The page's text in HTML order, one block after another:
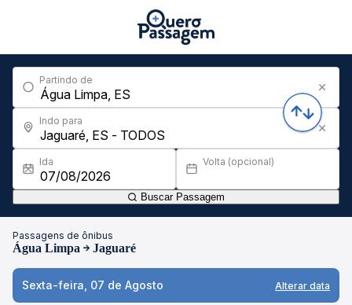
Partindo de
Indo para
Ida Volta (opcional)
Buscar Passagem
Passagens de ônibus
Água Limpa Jaguaré
Sexta-feira, 07 de Agosto Alterar data